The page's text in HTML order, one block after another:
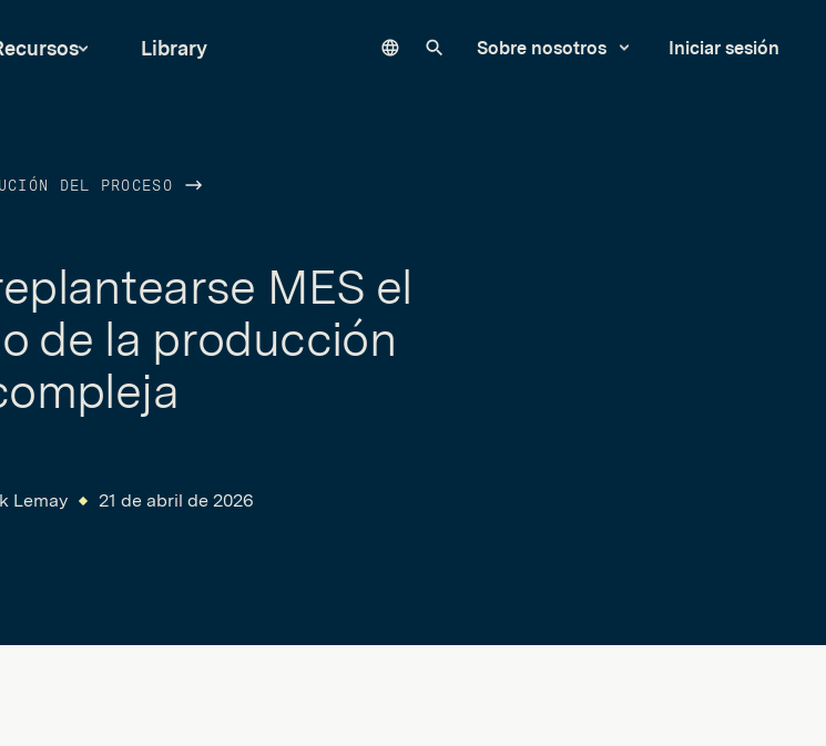
Library LanguageBuscar en nuestro sitio
Sobre nosotros Iniciar sesión
DEL PROCESO
MES el
de la producción
Lemay 21 de abril de 2026